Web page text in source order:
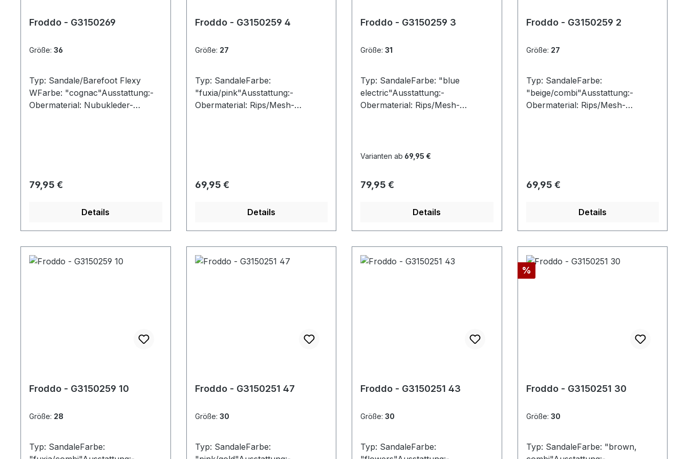
Froddo - G3150269
Größe: 36
Typ: Sandale/Barefoot Flexy
WFarbe: "cognac"Ausstattung:-
Obermaterial: Nubukleder-
Regulärer Preis:
79,95 €
Details
Froddo - G3150259 4
Größe: 27
Typ: SandaleFarbe:
"fuxia/pink"Ausstattung:-
Obermaterial: Rips/Mesh-
Regulärer Preis:
69,95 €
Details
Froddo - G3150259 3
Größe: 31
Typ: SandaleFarbe: "blue
electric"Ausstattung:-
Obermaterial: Rips/Mesh-
mit Klettverschluss, auch an der
Varianten ab 69,95 €
Regulärer Preis:
79,95 €
Details
Froddo - G3150259 2
Größe: 27
Typ: SandaleFarbe:
"beige/combi"Ausstattung:-
Obermaterial: Rips/Mesh-
Regulärer Preis:
69,95 €
Details
Froddo - G3150259 10
Größe: 28
Typ: SandaleFarbe:
Froddo - G3150251 47
Größe: 30
Typ: SandaleFarbe:
Froddo - G3150251 43
Größe: 30
Typ: SandaleFarbe:
Rabatt
%
Froddo - G3150251 30
Größe: 30
Typ: SandaleFarbe: "brown,